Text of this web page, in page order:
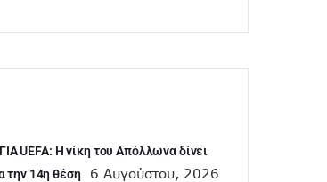
UEFA: Η νίκη του Απόλλωνα δίνει
την 14η θέση
6 Αυγούστου, 2026